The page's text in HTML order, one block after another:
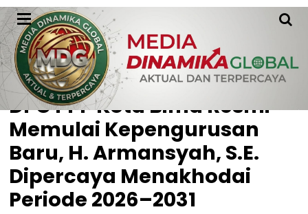
HOME WITHOUT LABEL
DPC PPP Kota Bima Resmi
Memulai Kepengurusan
Baru, H. Armansyah, S.E.
Dipercaya Menakhodai
Periode 2026–2031